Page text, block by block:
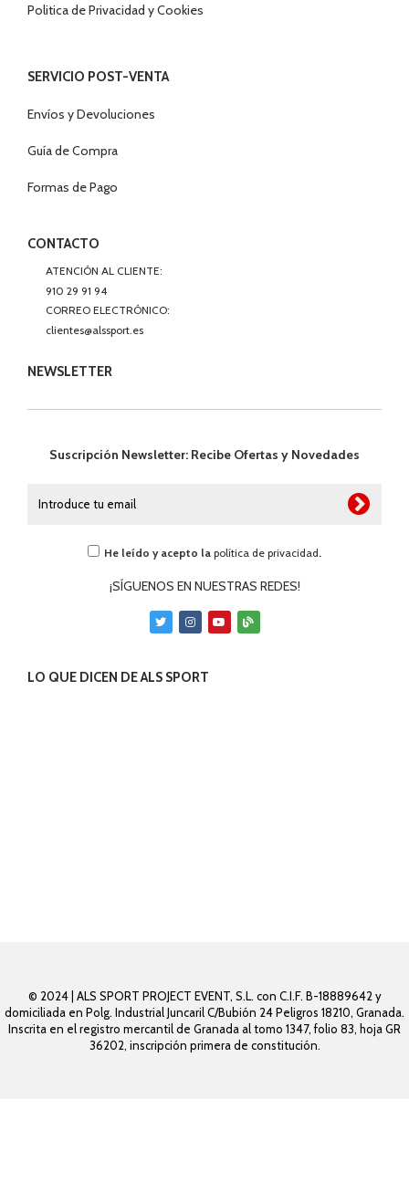
Politica de Privacidad y Cookies
SERVICIO POST-VENTA
Envíos y Devoluciones
Guía de Compra
Formas de Pago
CONTACTO
ATENCIÓN AL CLIENTE:
910 29 91 94
CORREO ELECTRÓNICO:
clientes@alssport.es
NEWSLETTER
Suscripción Newsletter: Recibe Ofertas y Novedades
He leído y acepto la política de privacidad.
¡SÍGUENOS EN NUESTRAS REDES!
LO QUE DICEN DE ALS SPORT
© 2024 | ALS SPORT PROJECT EVENT, S.L. con C.I.F. B-18889642 y
domiciliada en Polg. Industrial Juncaril C/Bubión 24 Peligros 18210, Granada.
Inscrita en el registro mercantil de Granada al tomo 1347, folio 83, hoja GR
36202, inscripción primera de constitución.